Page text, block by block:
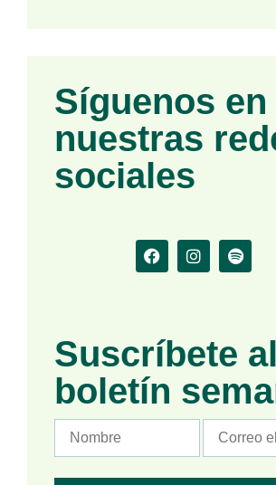
Síguenos en
nuestras
sociales
Suscríbete al
boletín